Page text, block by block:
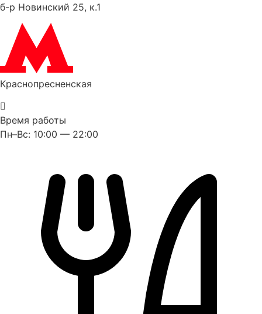
б-р Новинский 25, к.1
Краснопресненская
Время работы
Пн–Вс: 10:00 — 22:00